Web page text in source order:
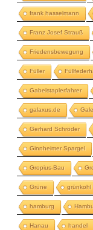
frank hasselmann
Franz Josef Strauß
Friedensbewegung
Füller
Gabelstaplerfahrer
galaxus.de
Gerhard Schröder
Ginnheimer Spargel
Gropius-Bau
Grüne grünkohl
hamburg
Hanau handel